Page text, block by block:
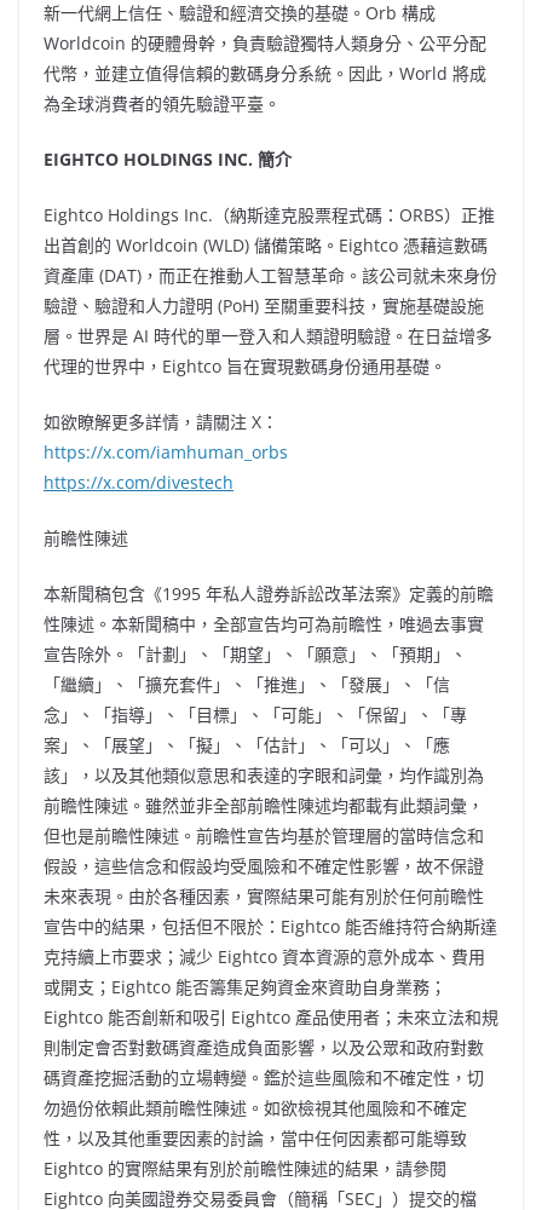
新一代網上信任、驗證和經濟交換的基礎。Orb 構成
Worldcoin 的硬體骨幹，負責驗證獨特人類身分、公平分配
代幣，並建立值得信賴的數碼身分系統。因此，World 將成
為全球消費者的領先驗證平臺。
EIGHTCO HOLDINGS INC. 簡介
Eightco Holdings Inc.（納斯達克股票程式碼：ORBS）正推
出首創的 Worldcoin (WLD) 儲備策略。Eightco 憑藉這數碼
資產庫 (DAT)，而正在推動人工智慧革命。該公司就未來身份
驗證、驗證和人力證明 (PoH) 至關重要科技，實施基礎設施
層。世界是 AI 時代的單一登入和人類證明驗證。在日益增多
代理的世界中，Eightco 旨在實現數碼身份通用基礎。
如欲瞭解更多詳情，請關注 X：
https://x.com/iamhuman_orbs
https://x.com/divestech
前瞻性陳述
本新聞稿包含《1995 年私人證券訴訟改革法案》定義的前瞻
性陳述。本新聞稿中，全部宣告均可為前瞻性，唯過去事實
宣告除外。「計劃」、「期望」、「願意」、「預期」、
「繼續」、「擴充套件」、「推進」、「發展」、「信
念」、「指導」、「目標」、「可能」、「保留」、「專
案」、「展望」、「擬」、「估計」、「可以」、「應
該」，以及其他類似意思和表達的字眼和詞彙，均作識別為
前瞻性陳述。雖然並非全部前瞻性陳述均都載有此類詞彙，
但也是前瞻性陳述。前瞻性宣告均基於管理層的當時信念和
假設，這些信念和假設均受風險和不確定性影響，故不保證
未來表現。由於各種因素，實際結果可能有別於任何前瞻性
宣告中的結果，包括但不限於：Eightco 能否維持符合納斯達
克持續上市要求；減少 Eightco 資本資源的意外成本、費用
或開支；Eightco 能否籌集足夠資金來資助自身業務；
Eightco 能否創新和吸引 Eightco 產品使用者；未來立法和規
則制定會否對數碼資產造成負面影響，以及公眾和政府對數
碼資產挖掘活動的立場轉變。鑑於這些風險和不確定性，切
勿過份依賴此類前瞻性陳述。如欲檢視其他風險和不確定
性，以及其他重要因素的討論，當中任何因素都可能導致
Eightco 的實際結果有別於前瞻性陳述的結果，請參閱
Eightco 向美國證券交易委員會（簡稱「SEC」）提交的檔